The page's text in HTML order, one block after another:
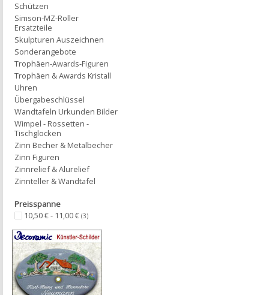
Schützen
Simson-MZ-Roller
Ersatzteile
Skulpturen Auszeichnen
Sonderangebote
Trophäen-Awards-Figuren
Trophäen & Awards Kristall
Uhren
Übergabeschlüssel
Wandtafeln Urkunden Bilder
Wimpel - Rossetten -
Tischglocken
Zinn Becher & Metalbecher
Zinn Figuren
Zinnrelief & Alurelief
Zinnteller & Wandtafel
Preisspanne
10,50 € - 11,00 € (3)